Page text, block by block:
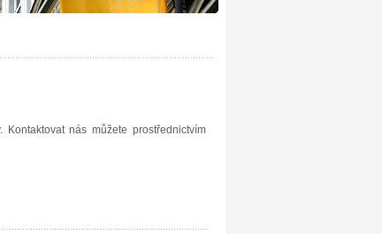
nás můžete prostřednictvím